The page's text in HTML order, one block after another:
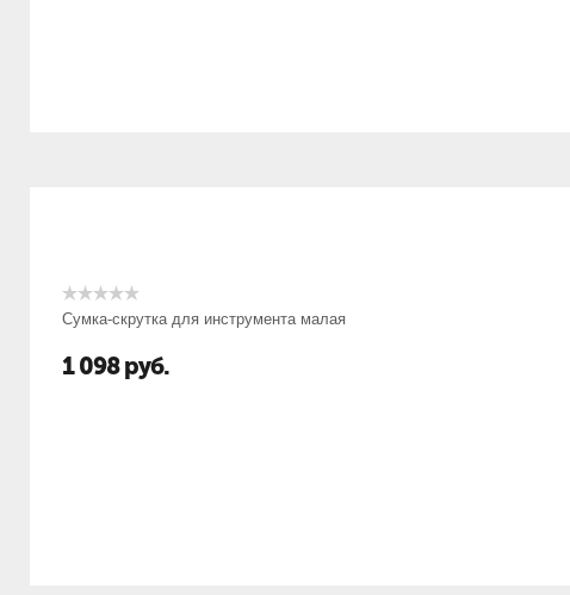
Сумка-скрутка для инструмента малая
1 098 руб.